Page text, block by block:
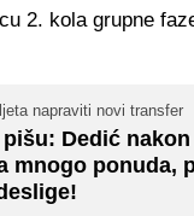
2. kola grupne
napraviti novi transfer
Dedić
mnogo ponuda,